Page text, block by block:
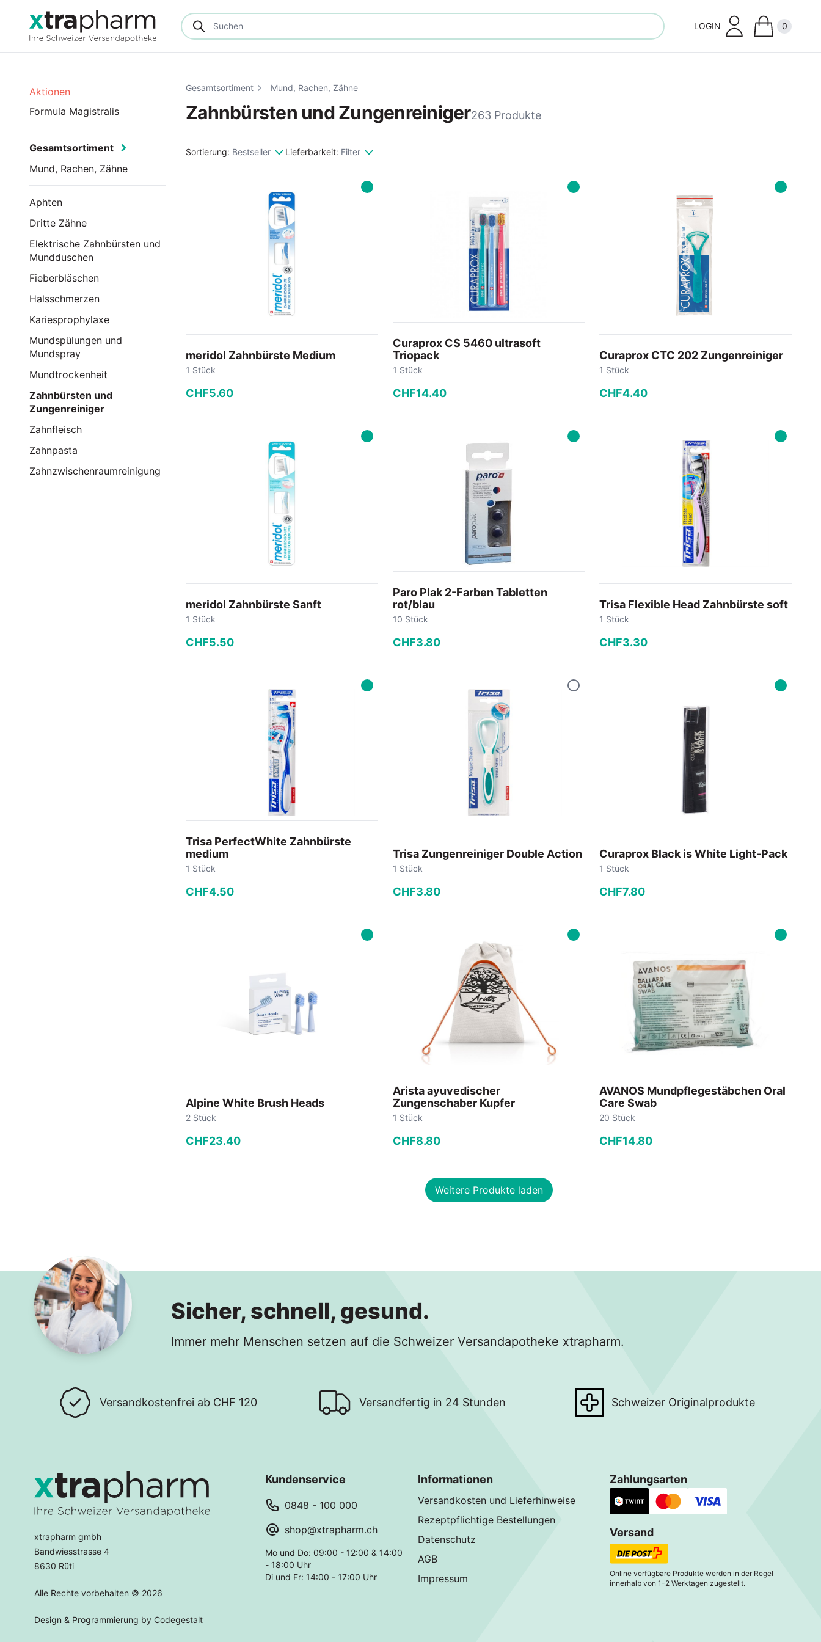
LOGIN 0
Aktionen
Formula Magistralis
Gesamtsortiment
Mund, Rachen, Zähne
Aphten
Dritte Zähne
Elektrische Zahnbürsten und
Mundduschen
Fieberbläschen
Halsschmerzen
Kariesprophylaxe
Mundspülungen und
Mundspray
Mundtrockenheit
Zahnbürsten und
Zungenreiniger
Zahnfleisch
Zahnpasta
Zahnzwischenraumreinigung
Gesamtsortiment Mund, Rachen, Zähne
Zahnbürsten und Zungenreiniger263 Produkte
Sortierung: Bestseller Lieferbarkeit: Filter
meridol Zahnbürste Medium
1 Stück
CHF5.60
In den Warenkorb
Curaprox CS 5460 ultrasoft
Triopack
1 Stück
CHF14.40
In den Warenkorb
Curaprox CTC 202 Zungenreiniger
1 Stück
CHF4.40
In den Warenkorb
meridol Zahnbürste Sanft
1 Stück
CHF5.50
In den Warenkorb
Paro Plak 2-Farben Tabletten
rot/blau
10 Stück
CHF3.80
In den Warenkorb
Trisa Flexible Head Zahnbürste soft
1 Stück
CHF3.30
Trisa PerfectWhite Zahnbürste
medium
1 Stück
CHF4.50
Trisa Zungenreiniger Double Action
1 Stück
CHF3.80
In den Warenkorb
Curaprox Black is White Light-Pack
1 Stück
CHF7.80
Alpine White Brush Heads
2 Stück
CHF23.40
Arista ayuvedischer
Zungenschaber Kupfer
1 Stück
CHF8.80
In den Warenkorb
AVANOS Mundpflegestäbchen Oral
Care Swab
20 Stück
CHF14.80
Weitere Produkte laden
Sicher, schnell, gesund.
Immer mehr Menschen setzen auf die Schweizer Versandapotheke xtrapharm.
Versandkostenfrei ab CHF 120 Versandfertig in 24 Stunden Schweizer Originalprodukte
xtrapharm gmbh
Bandwiesstrasse 4
8630 Rüti
Alle Rechte vorbehalten © 2026
Design & Programmierung by Codegestalt
Kundenservice
0848 - 100 000
shop@xtrapharm.ch
Mo und Do: 09:00 - 12:00 & 14:00
- 18:00 Uhr
Di und Fr: 14:00 - 17:00 Uhr
Informationen
Versandkosten und Lieferhinweise
Rezeptpflichtige Bestellungen
Datenschutz
AGB
Impressum
Zahlungsarten
Versand
Online verfügbare Produkte werden in der Regel
innerhalb von 1-2 Werktagen zugestellt.